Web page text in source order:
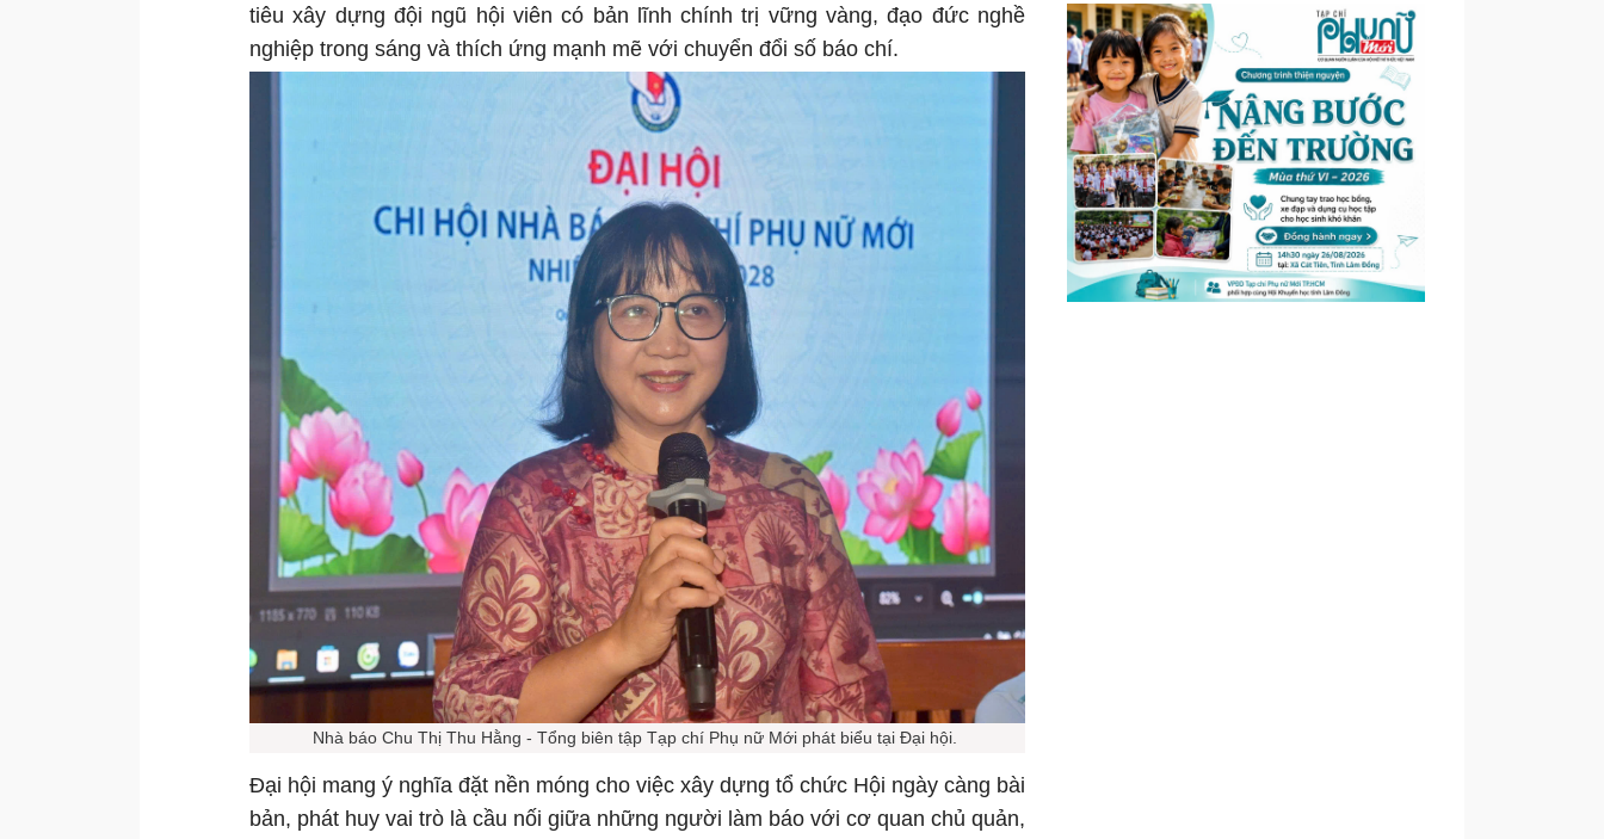
tiêu xây dựng đội ngũ hội viên có bản lĩnh chính trị vững vàng, đạo đức nghề
nghiệp trong sáng và thích ứng mạnh mẽ với chuyển đổi số báo chí.
Nhà báo Chu Thị Thu Hằng - Tổng biên tập Tạp chí Phụ nữ Mới phát biểu tại Đại hội.
Đại hội mang ý nghĩa đặt nền móng cho việc xây dựng tổ chức Hội ngày càng bài
bản, phát huy vai trò là cầu nối giữa những người làm báo với cơ quan chủ quản,